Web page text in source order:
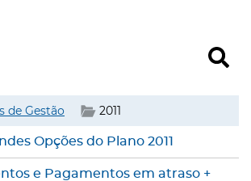
de Gestão 2011
Opções do Plano 2011
e Pagamentos em atraso +